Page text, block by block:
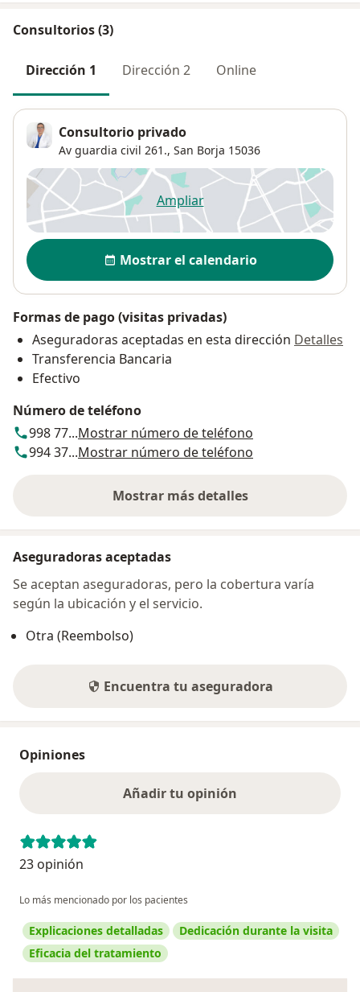
Consultorios (3)
Dirección 1 Dirección 2 Online
Consultorio privado
Av guardia civil 261., San Borja 15036
Ampliarse abre en una nueva
Disponibilidad
Mostrar el calendario
Formas de pago (visitas privadas)
Aseguradoras aceptadas en esta dirección Detalles
Transferencia Bancaria
Efectivo
Número de teléfono
998 77...Mostrar número de teléfono
994 37...Mostrar número de teléfono
Mostrar más detalles
sobre la dirección
Aseguradoras aceptadas
Se aceptan aseguradoras, pero la cobertura varía
según la ubicación y el servicio.
Otra (Reembolso)
Encuentra tu aseguradora
Opiniones
Añadir tu opinión
23 opinión
Lo más mencionado por los pacientes
Explicaciones detalladas
Dedicación durante la visita
Eficacia del tratamiento